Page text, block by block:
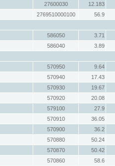
27600030
12.183
2769510000100
56.9
586050
3.71
586040
3.89
570950
9.64
570940
17.43
570930
19.67
570920
20.08
579100
27.9
570910
36.05
570900
36.2
570880
50.24
570870
50.42
570860
58.6